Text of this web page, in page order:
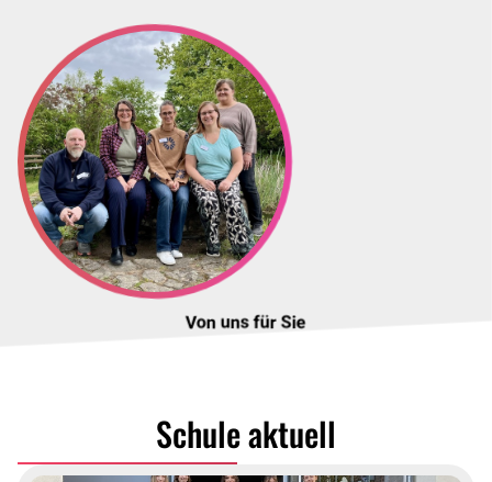
Von uns für Sie
Schule aktuell